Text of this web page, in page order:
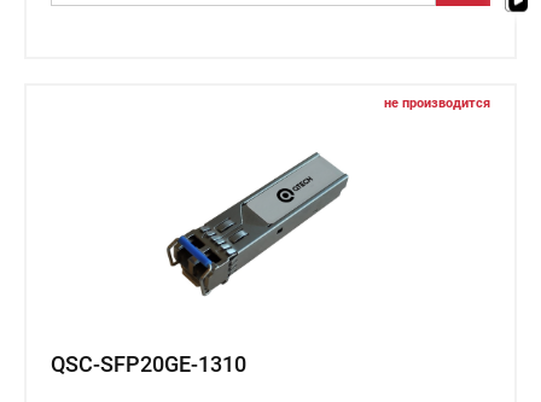
не производится
QSC-SFP20GE-1310